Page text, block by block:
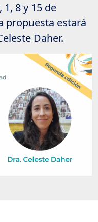
8 y 15 de
propuesta estará
Daher.